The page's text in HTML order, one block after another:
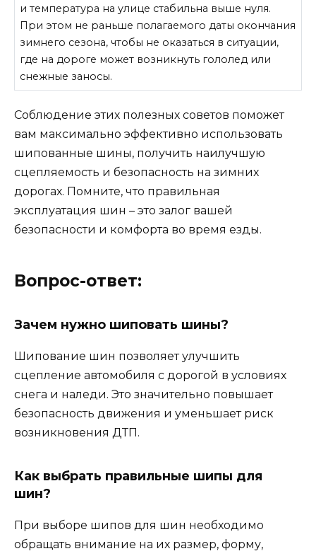
и температура на улице стабильна выше нуля.
При этом не раньше полагаемого даты окончания
зимнего сезона, чтобы не оказаться в ситуации,
где на дороге может возникнуть гололед или
снежные заносы.
Соблюдение этих полезных советов поможет
вам максимально эффективно использовать
шипованные шины, получить наилучшую
сцепляемость и безопасность на зимних
дорогах. Помните, что правильная
эксплуатация шин – это залог вашей
безопасности и комфорта во время езды.
Вопрос-ответ:
Зачем нужно шиповать шины?
Шипование шин позволяет улучшить
сцепление автомобиля с дорогой в условиях
снега и наледи. Это значительно повышает
безопасность движения и уменьшает риск
возникновения ДТП.
Как выбрать правильные шипы для
шин?
При выборе шипов для шин необходимо
обращать внимание на их размер, форму,